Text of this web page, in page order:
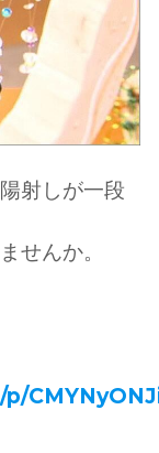
射しが一段
せんか。